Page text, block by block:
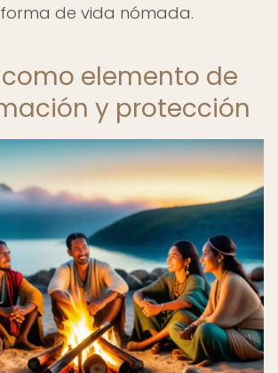
de vida nómada.
como elemento de
y protección